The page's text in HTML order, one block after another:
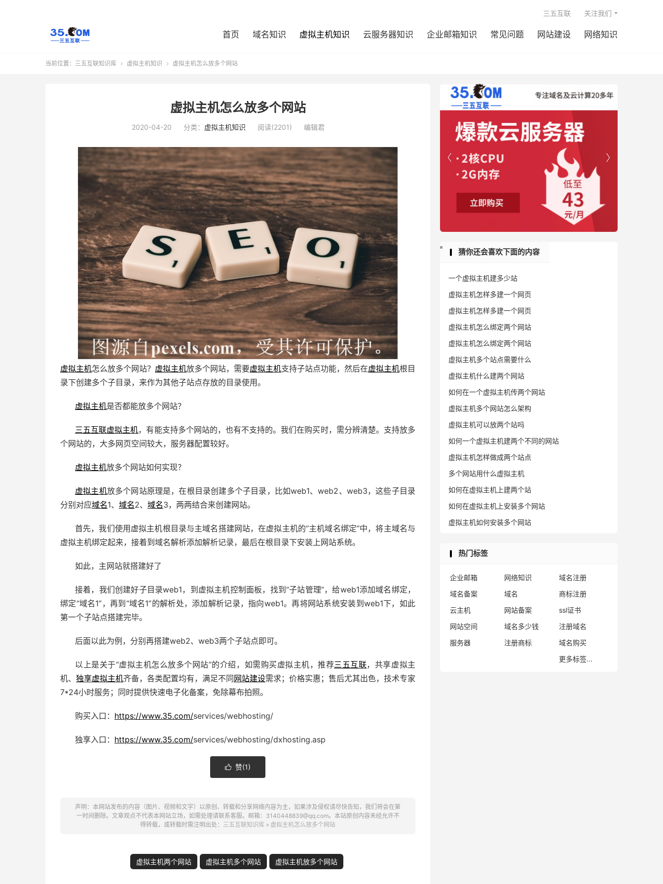
首页 域名知识 虚拟主机知识 云服务器知识 企业邮箱知识 常见问题 网站建设 网络知识
三五互联 关注我们
当前位置： 三五互联知识库  虚拟主机知识  虚拟主机怎么放多个网站
虚拟主机怎么放多个网站
2020-04-20 分类： 虚拟主机知识 阅读(2201) 编辑君
虚拟主机怎么放多个网站？ 虚拟主机放多个网站，需要虚拟主机支持子站点功能，然后在虚拟主机根目
录下创建多个子目录，来作为其他子站点存放的目录使用。
虚拟主机是否都能放多个网站？
三五互联虚拟主机，有能支持多个网站的，也有不支持的。我们在购买时，需分辨清楚。支持放多
个网站的，大多网页空间较大，服务器配置较好。
虚拟主机放多个网站如何实现？
虚拟主机放多个网站原理是，在根目录创建多个子目录，比如web1、web2、web3，这些子目录
分别对应域名1、 域名2、 域名3，两两结合来创建网站。
首先，我们使用虚拟主机根目录与主域名搭建网站，在虚拟主机的“主机域名绑定”中，将主域名与
虚拟主机绑定起来，接着到域名解析添加解析记录，最后在根目录下安装上网站系统。
如此，主网站就搭建好了
接着，我们创建好子目录web1，到虚拟主机控制面板，找到“子站管理”，给web1添加域名绑定，
绑定“域名1”，再到“域名1”的解析处，添加解析记录，指向web1。再将网站系统安装到web1下，如此
第一个子站点搭建完毕。
后面以此为例，分别再搭建web2、web3两个子站点即可。
以上是关于“虚拟主机怎么放多个网站”的介绍，如需购买虚拟主机，推荐三五互联，共享虚拟主
机、 独享虚拟主机齐备，各类配置均有，满足不同 网站建设需求；价格实惠；售后尤其出色，技术专家
7*24小时服务；同时提供快速电子化备案，免除幕布拍照。
购买入口： https://www.35.com/services/webhosting/
独享入口： https://www.35.com/services/webhosting/dxhosting.asp
 赞(1)
声明：本网站发布的内容（图片、视频和文字）以原创、转载和分享网络内容为主，如果涉及侵权请尽快告知，我们将会在第
一时间删除。文章观点不代表本网站立场，如需处理请联系客服。邮箱：3140448839@qq.com。本站原创内容未经允许不
得转载，或转载时需注明出处： 三五互联知识库 » 虚拟主机怎么放多个网站
虚拟主机两个网站 虚拟主机多个网站 虚拟主机放多个网站


猜你还会喜欢下面的内容
一个虚拟主机建多少站
虚拟主机怎样多建一个网页
虚拟主机怎样多建一个网页
虚拟主机怎么绑定两个网站
虚拟主机怎么绑定两个网站
虚拟主机多个站点需要什么
虚拟主机什么建两个网站
如何在一个虚拟主机传两个网站
虚拟主机多个网站怎么架构
虚拟主机可以放两个站吗
如何一个虚拟主机建两个不同的网站
虚拟主机怎样做成两个站点
多个网站用什么虚拟主机
如何在虚拟主机上建两个站
如何在虚拟主机上安装多个网站
虚拟主机如何安装多个网站
热门标签
企业邮箱 网络知识
域名注册
域名备案
域名
商标注册
云主机
网站备案
ssl证书
网站空间
域名多少钱
注册域名
服务器
注册商标
域名购买
更多标签...